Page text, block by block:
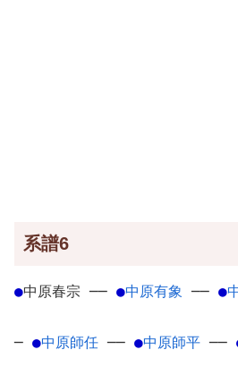
系譜6
●中原春宗 ── ●中原有象 ── ●
─ ●中原師任 ── ●中原師平 ──